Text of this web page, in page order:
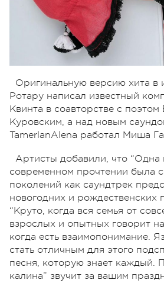
Оригинальную версию хита в
Ротару написал известный
Квинта в соавторстве с поэтом
Куровским, а над новым
TamerlanAlena работал Миша
Артисты добавили, что “Одна
современном прочтении была
поколений как саундтрек
новогодних и рождественских
“Круто, когда вся семья от
взрослых и опытных говорит
когда есть взаимопонимание.
стать отличным для этого
песня, которую знает каждый.
калина” звучит за вашим